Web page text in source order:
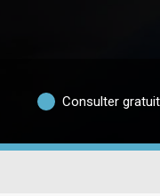
Consulter